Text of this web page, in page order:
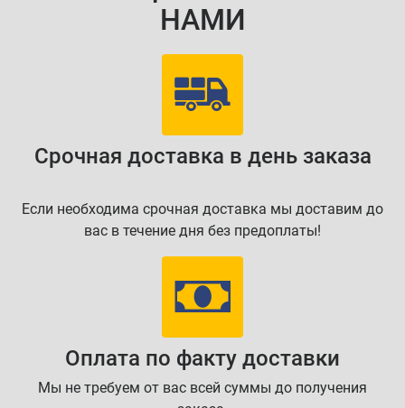
НАМИ
Срочная доставка в день заказа
Если необходима срочная доставка мы доставим до
вас в течение дня без предоплаты!
Оплата по факту доставки
Мы не требуем от вас всей суммы до получения